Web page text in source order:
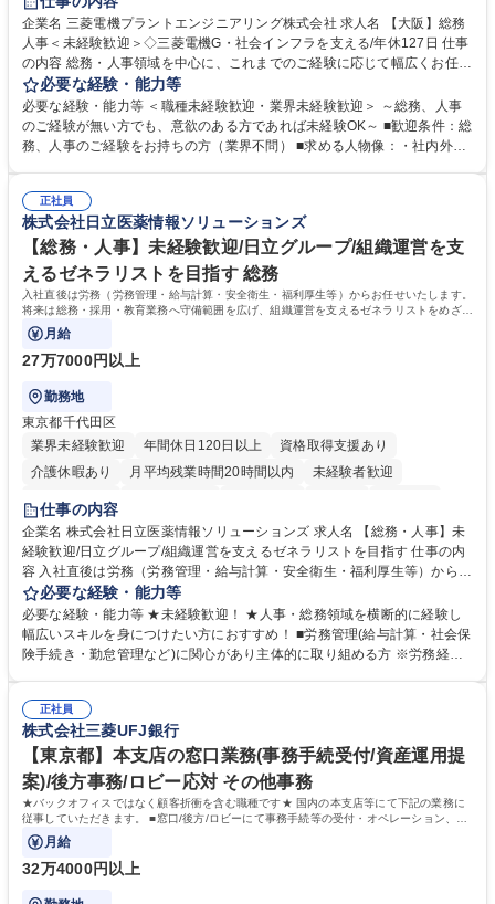
駅近5分以内 土日祝休み 服装自由 寮・社宅あり 食事補助あり
企業名 三菱電機プラントエンジニアリング株式会社 求人名 【大阪】総務
人事＜未経験歓迎＞◇三菱電機G・社会インフラを支える/年休127日 仕事
の内容 総務・人事領域を中心に、これまでのご経験に応じて幅広くお任せ
します。 ＜具体的には＞ ・総務/人事労務（給与・社保・勤怠管理など）
・採用・教育研修 ・福利厚生運用 など ※基本的には事務所勤務ですが、
採用や教育等の業務内容により、関西圏以外への日帰り・宿泊を伴う国内
出張もございます。 ※担当業務を持ちつつ、お互いに助け合いながら、総
必要な経験・能力等
必要な経験・能力等 ＜職種未経験歓迎・業界未経験歓迎＞ ～総務、人事
のご経験が無い方でも、意欲のある方であれば未経験OK～ ■歓迎条件：総
務、人事のご経験をお持ちの方（業界不問） ■求める人物像：・社内外の
正社員
株式会社日立医薬情報ソリューションズ
【総務・人事】未経験歓迎/日立グループ/組織運営を支
えるゼネラリストを目指す 総務
入社直後は労務（労務管理・給与計算・安全衛生・福利厚生等）からお任せいたします。
将来は総務・採用・教育業務へ守備範囲を広げ、組織運営を支えるゼネラリストをめざせ
ます。
月給
27万7000円以上
勤務地
東京都千代田区
業界未経験歓迎
年間休日120日以上
資格取得支援あり
介護休暇あり
月平均残業時間20時間以内
未経験者歓迎
住宅手当あり
育休あり
完全週休2日制 交通費支給 土日祝休み 寮・社宅あり
仕事の内容
企業名 株式会社日立医薬情報ソリューションズ 求人名 【総務・人事】未
経験歓迎/日立グループ/組織運営を支えるゼネラリストを目指す 仕事の内
容 入社直後は労務（労務管理・給与計算・安全衛生・福利厚生等）からお
任せいたします。将来は総務・採用・教育業務へ守備範囲を広げ、組織運
営を支えるゼネラリストをめざせます。 ・初期業務：労働時間管理、給与
計算、社会保険対応、福利厚生管理、安全衛生、健康経営推進等をお任せ
します。ご経験に応じて、休職者管理など、幅広く経験を積んでいただき
幅広く経験を積みたい意欲がある方に最適な環境です。 募集職種 【総
務・人事】未経験歓迎/日立グループ/組織運営を支えるゼネラリストを目
指す
必要な経験・能力等
必要な経験・能力等 ★未経験歓迎！ ★人事・総務領域を横断的に経験し
幅広いスキルを身につけたい方におすすめ！ ■労務管理(給与計算・社会保
険手続き・勤怠管理など)に関心があり主体的に取り組める方 ※労務経験
のご経験 ■労務管理（給与計算・社会保険手続き・勤怠管理など）の経験
■衛生管理者の資格をお持ちの方 学歴・資格 学歴：大学院 大学 高専 短大
専修学校 高校 語学力： 資格：
正社員
株式会社三菱UFJ銀行
【東京都】本支店の窓口業務(事務手続受付/資産運用提
案)/後方事務/ロビー応対 その他事務
★バックオフィスではなく顧客折衝を含む職種です★ 国内の本支店等にて下記の業務に
従事していただきます。 ■窓口/後方/ロビーにて事務手続等の受付・オペレーション、お
客様対応
月給
32万4000円以上